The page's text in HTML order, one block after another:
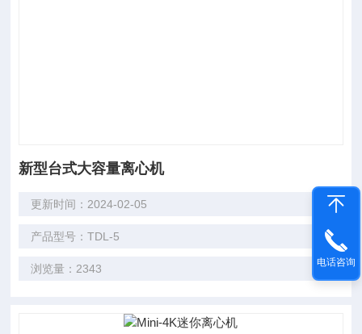
新型台式大容量离心机
更新时间：2024-02-05
产品型号：TDL-5
浏览量：2343 电话咨询